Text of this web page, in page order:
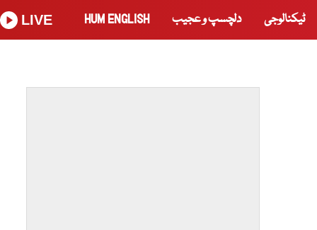
ٹیکنالوجی دلچسپ و عجیب HUM ENGLISH
LIVE